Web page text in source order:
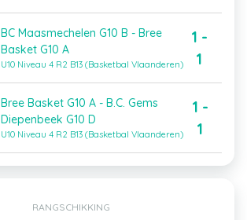
BC Maasmechelen G10 B - Bree
Basket G10 A
U10 Niveau 4 R2 B13 (Basketbal Vlaanderen)
1 -
1
Bree Basket G10 A - B.C. Gems
Diepenbeek G10 D
U10 Niveau 4 R2 B13 (Basketbal Vlaanderen)
1 -
1
RANGSCHIKKING